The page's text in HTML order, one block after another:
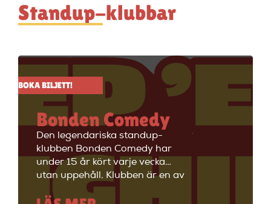
Standup-klubbar
BOKA BILJETT!
Bonden Comedy
Den legendariska standup-
klubben Bonden Comedy har
under 15 år kört varje vecka
utan uppehåll. Klubben är en av
Stockholms äldsta
standupklubbar och är känd för